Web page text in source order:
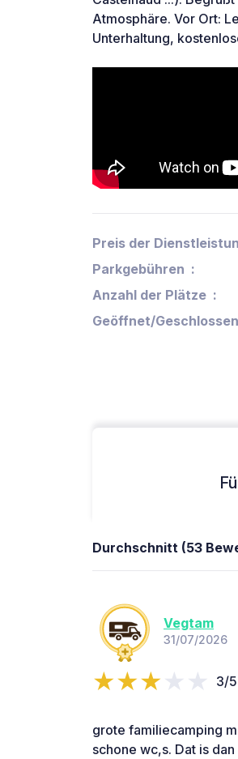
Atmosphäre. Vor Ort:
Unterhaltung,
Preis der
Parkgebühren
Anzahl der Plätze
Geöffnet/Geschlossen
Durchschnitt (53
Vegtam
31/07/2026
3/5
grote familiecamping
schone wc,s. Dat is